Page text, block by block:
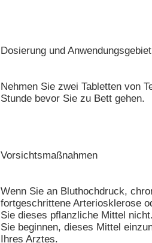
Dosierung und Anwendungsgebiet
Nehmen Sie zwei Tabletten von
Stunde bevor Sie zu Bett gehen.
Vorsichtsmaßnahmen
Wenn Sie an Bluthochdruck,
fortgeschrittene Arteriosklerose
Sie dieses pflanzliche Mittel
Sie beginnen, dieses Mittel
Ihres Arztes.